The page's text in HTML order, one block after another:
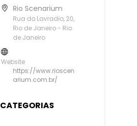
Rio Scenarium
Rua do Lavradio, 20,
Rio de Janeiro - Rio
de Janeiro
Website
https://www.rioscen
arium.com.br/
CATEGORIAS